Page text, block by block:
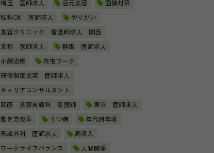
埼玉 医師求人
目元美容
面接対策
転科OK 医師求人
やりがい
美容クリニック 看護師求人 関西
京都 医師求人
群馬 医師求人
小顔治療
在宅ワーク
研修制度充実 医師求人
キャリアコンサルタント
関西 美容皮膚科 看護師
東京 医師求人
働き方改革
うつ病
年代別年収
形成外科 医師求人
高収入
ワークライフバランス
人間関係